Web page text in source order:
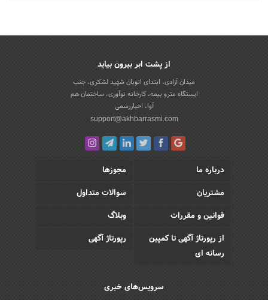
از پشت ابر بیرون بیاید
میدان آزادی، ابتدای اتوبان شهید لشکری، جنب
ایستگاه مترو بیمه، کارخانه نوآوری، ساختمان هم
آوا، اخباررسمی
support@akhbarrasmi.com
درباره ما
مجوزها
مشتریان
سوالات متداول
قوانین و مقررات
وبلاگ
از رپورتاژ آگهی تا کمپین
رسانه ای
رپورتاژ آگهی
سرویس‌های خبری